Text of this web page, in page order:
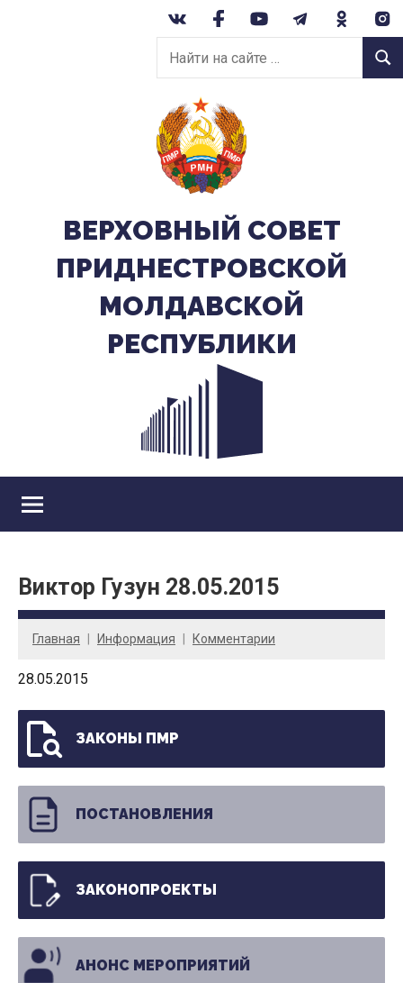
Найти
на
сайте:
ВЕРХОВНЫЙ CОВЕТ
ПРИДНЕСТРОВСКОЙ
МОЛДАВСКОЙ
РЕСПУБЛИКИ
Виктор Гузун 28.05.2015
Главная Информация Комментарии
28.05.2015
ЗАКОНЫ ПМР
ПОСТАНОВЛЕНИЯ
ЗАКОНОПРОЕКТЫ
АНОНС МЕРОПРИЯТИЙ